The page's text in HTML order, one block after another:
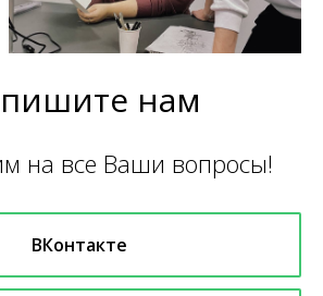
нам
на все Ваши вопросы!
ВКонтакте